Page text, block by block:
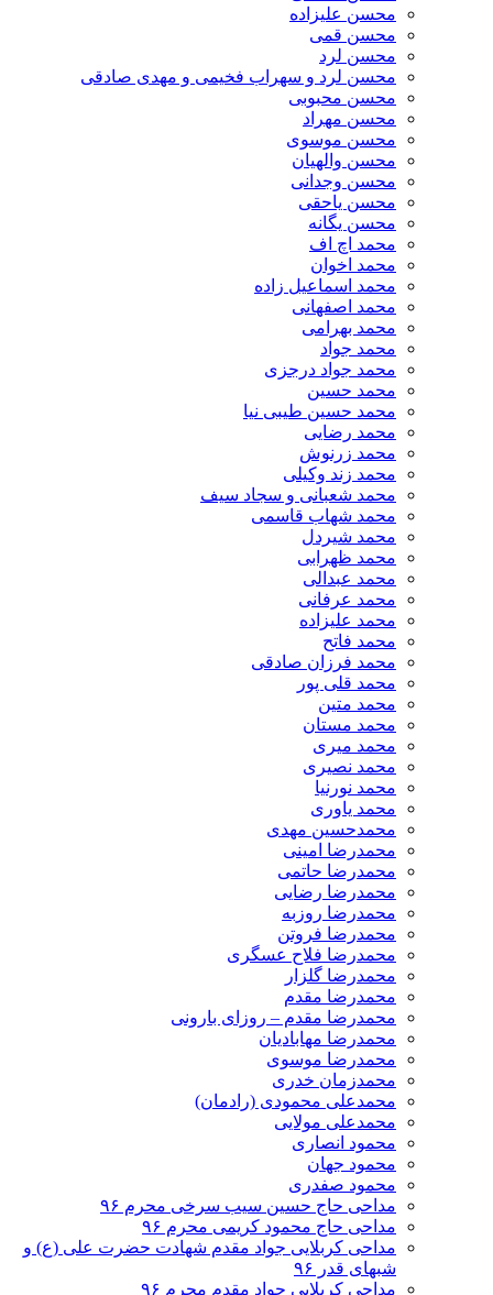
محسن علیزاده
محسن قمی
محسن لرد
محسن لرد و سهراب فخیمی و مهدی صادقی
محسن محبوبی
محسن مهراد
محسن موسوی
محسن والهیان
محسن وجدانی
محسن یاحقی
محسن یگانه
محمد اچ اف
محمد اخوان
محمد اسماعیل زاده
محمد اصفهانی
محمد بهرامی
محمد جواد
محمد جواد درجزی
محمد حسین
محمد حسین طیبی نیا
محمد رضایی
محمد زرنوش
محمد زند وکیلی
محمد شعبانی و سجاد سیف
محمد شهاب قاسمی
​محمد شیردل
محمد ظهرابی
محمد عبدالی
محمد عرفانی
محمد علیزاده
محمد فاتح
محمد فرزان صادقی
محمد قلی پور
محمد متین
محمد مستان
محمد میری
محمد نصیری
محمد نورنیا
محمد یاوری
محمدحسین مهدی
محمدرضا امینی
محمدرضا حاتمی
محمدرضا رضایی
محمدرضا روزبه
محمدرضا فروتن
محمدرضا فلاح عسگری
محمدرضا گلزار
محمدرضا مقدم
محمدرضا مقدم – روزای بارونی
محمدرضا مهابادیان
محمدرضا موسوی
محمدزمان خدری
محمدعلی محمودی (رادمان)
محمدعلی مولایی
محمود انصاری
محمود جهان
محمود صفدری
مداحی حاج حسین سیب سرخی محرم ۹۶
مداحی حاج محمود کریمی محرم ۹۶
مداحی کربلایی جواد مقدم شهادت حضرت علی (ع) و
شبهای قدر ۹۶
مداحی کربلایی جواد مقدم محرم ۹۶